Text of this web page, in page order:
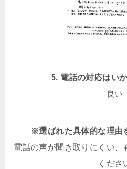
5. 電話の対応はい
良い
※選ばれた具体的な理由
電話の声が聞き取りにくい、
くださ